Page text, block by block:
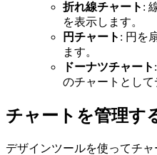
折れ線チャート :
を表示します。
円チャート : 円を
ます。
ドーナツチャート
のチャートとして
チャートを管理す
デザインツールを使ってチ